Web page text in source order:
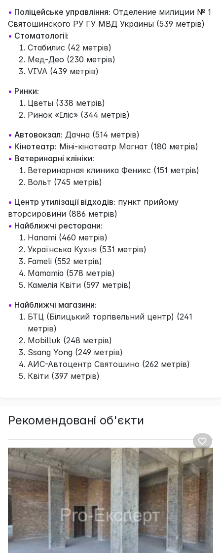
• Поліцейське управління: Отделение милиции № 1
Святошинского РУ ГУ МВД Украины (539 метрів)
• Стоматології:
Стабилис (42 метрів)
Мед-Део (230 метрів)
VIVA (439 метрів)
• Ринки:
Цветы (338 метрів)
Ринок «Іліс» (344 метрів)
• Автовокзал: Дачна (514 метрів)
• Кінотеатр: Міні-кінотеатр Магнат (180 метрів)
• Ветеринарні клініки:
Ветеринарная клиника Феникс (151 метрів)
Вольт (745 метрів)
• Центр утилізації відходів: пункт прийому
вторсировини (886 метрів)
• Найближчі ресторани:
Hanami (460 метрів)
Українська Кухня (531 метрів)
Fameli (552 метрів)
Mamamia (578 метрів)
Камелія Квіти (597 метрів)
• Найближчі магазини:
БТЦ (Білицький торгівельний центр) (241
метрів)
Mobilluk (248 метрів)
Ssang Yong (249 метрів)
АИС-Автоцентр Святошино (262 метрів)
Квіти (397 метрів)
Рекомендовані об'єкти